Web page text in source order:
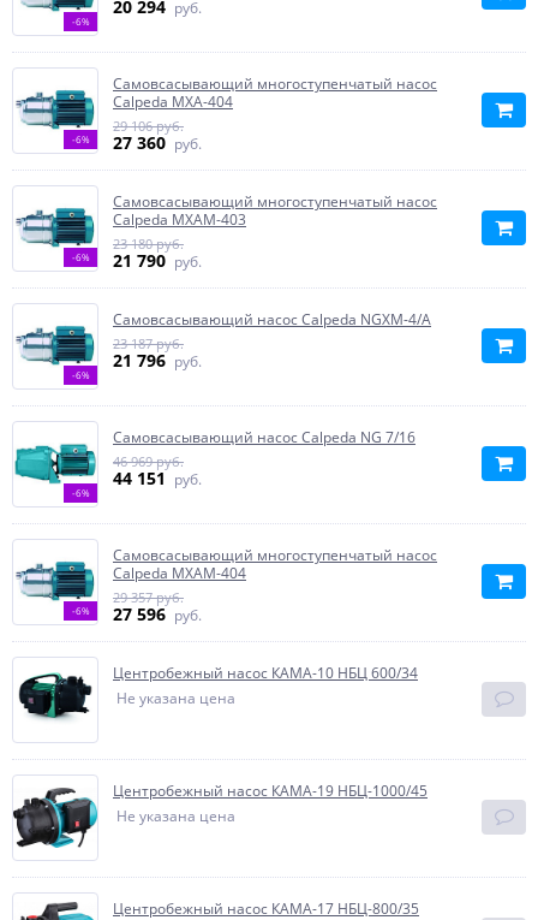
-6%
20 294 руб.
-6%
Самовсасывающий многоступенчатый насос
Calpeda MXA-404
27 360 руб.
29 106 руб.
-6%
Самовсасывающий многоступенчатый насос
Calpeda MXAM-403
21 790 руб.
23 180 руб.
-6%
Самовсасывающий насос Calpeda NGXM-4/A
21 796 руб.
23 187 руб.
-6%
Самовсасывающий насос Calpeda NG 7/16
44 151 руб.
46 969 руб.
-6%
Самовсасывающий многоступенчатый насос
Calpeda MXAM-404
27 596 руб.
29 357 руб.
Центробежный насос КАМА-10 НБЦ 600/34
Не указана цена
Центробежный насос КАМА-19 НБЦ-1000/45
Не указана цена
Центробежный насос КАМА-17 НБЦ-800/35